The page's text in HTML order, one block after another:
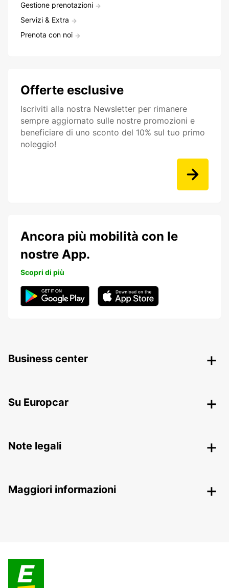
Gestione prenotazioni
Servizi & Extra
Prenota con noi
Offerte esclusive
Iscriviti alla nostra Newsletter per rimanere
sempre aggiornato sulle nostre promozioni e
beneficiare di uno sconto del 10% sul tuo primo
noleggio!
Ancora più mobilità con le
nostre App.
Scopri di più
Business center
Su Europcar
Note legali
Maggiori informazioni